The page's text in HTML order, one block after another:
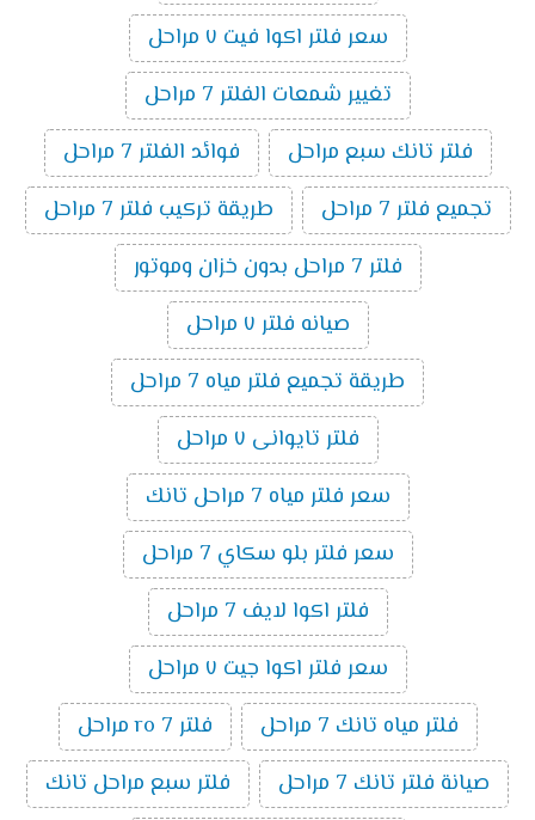
سعر فلتر اكوا فيت ٧ مراحل
تغيير شمعات الفلتر 7 مراحل
فلتر تانك سبع مراحل
فوائد الفلتر 7 مراحل
تجميع فلتر 7 مراحل
طريقة تركيب فلتر 7 مراحل
فلتر 7 مراحل بدون خزان وموتور
صيانه فلتر ٧ مراحل
طريقة تجميع فلتر مياه 7 مراحل
فلتر تايوانى ٧ مراحل
سعر فلتر مياه 7 مراحل تانك
سعر فلتر بلو سكاي 7 مراحل
فلتر اكوا لايف 7 مراحل
سعر فلتر اكوا جيت ٧ مراحل
فلتر مياه تانك 7 مراحل
فلتر ro 7 مراحل
صيانة فلتر تانك 7 مراحل
فلتر سبع مراحل تانك